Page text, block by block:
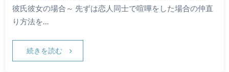
彼氏彼女の場合～ 先ずは恋人同士で喧嘩をした場合の仲直
り方法を…
続きを読む